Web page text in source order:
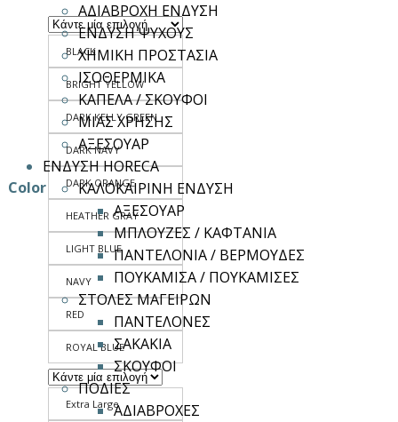
ΑΔΙΑΒΡΟΧΗ ΕΝΔΥΣΗ
ΕΝΔΥΣΗ ΨΥΧΟΥΣ
ΧΗΜΙΚΗ ΠΡΟΣΤΑΣΙΑ
ΙΣΟΘΕΡΜΙΚΑ
ΚΑΠΕΛΑ / ΣΚΟΥΦΟΙ
ΜΙΑΣ ΧΡΗΣΗΣ
ΑΞΕΣΟΥΑΡ
ΕΝΔΥΣΗ HORECA
ΚΑΛΟΚΑΙΡΙΝΗ ΕΝΔΥΣΗ
ΑΞΕΣΟΥΑΡ
ΜΠΛΟΥΖΕΣ / ΚΑΦΤΑΝΙΑ
ΠΑΝΤΕΛΟΝΙΑ / ΒΕΡΜΟΥΔΕΣ
ΠΟΥΚΑΜΙΣΑ / ΠΟΥΚΑΜΙΣΕΣ
ΣΤΟΛΕΣ ΜΑΓΕΙΡΩΝ
ΠΑΝΤΕΛΟΝΕΣ
ΣΑΚΑΚΙΑ
ΣΚΟΥΦΟΙ
ΠΟΔΙΕΣ
ΑΔΙΑΒΡΟΧΕΣ
Color
BLACK
BRIGHT YELLOW
DARK KELLY GREEN
DARK NAVY
DARK ORANGE
HEATHER GRAY
LIGHT BLUE
NAVY
RED
ROYAL BLUE
Extra Large